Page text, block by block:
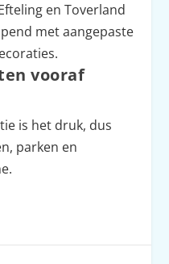
en Toverland
met aangepaste
vooraf
is het druk, dus
parken en